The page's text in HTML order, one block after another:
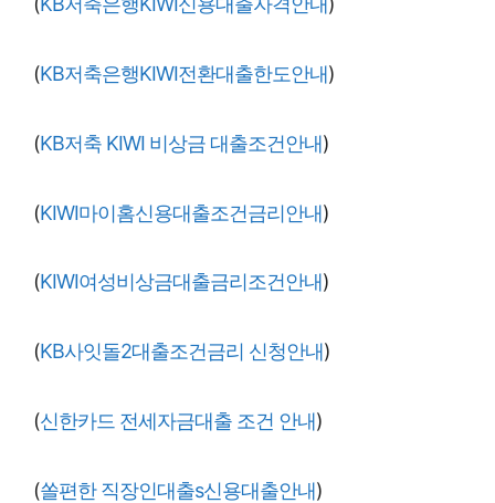
(KB저축은행KIWI전환대출한도안내)
(KB저축 KIWI 비상금 대출조건안내)
(KIWI마이홈신용대출조건금리안내)
(KIWI여성비상금대출금리조건안내)
(KB사잇돌2대출조건금리 신청안내)
(신한카드 전세자금대출 조건 안내)
(쏠편한 직장인대출s신용대출안내)